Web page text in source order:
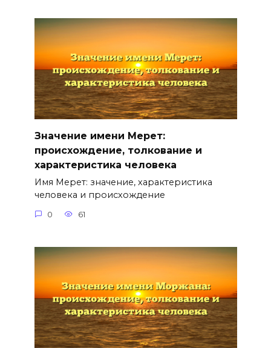
Значение имени Мерет:
происхождение, толкование и
характеристика человека
Имя Мерет: значение, характеристика
человека и происхождение
0 61